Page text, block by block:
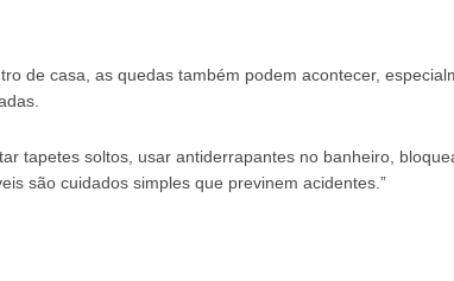
de casa, as quedas também podem acontecer,
tapetes soltos, usar antiderrapantes no banheiro,
são cuidados simples que previnem acidentes.”